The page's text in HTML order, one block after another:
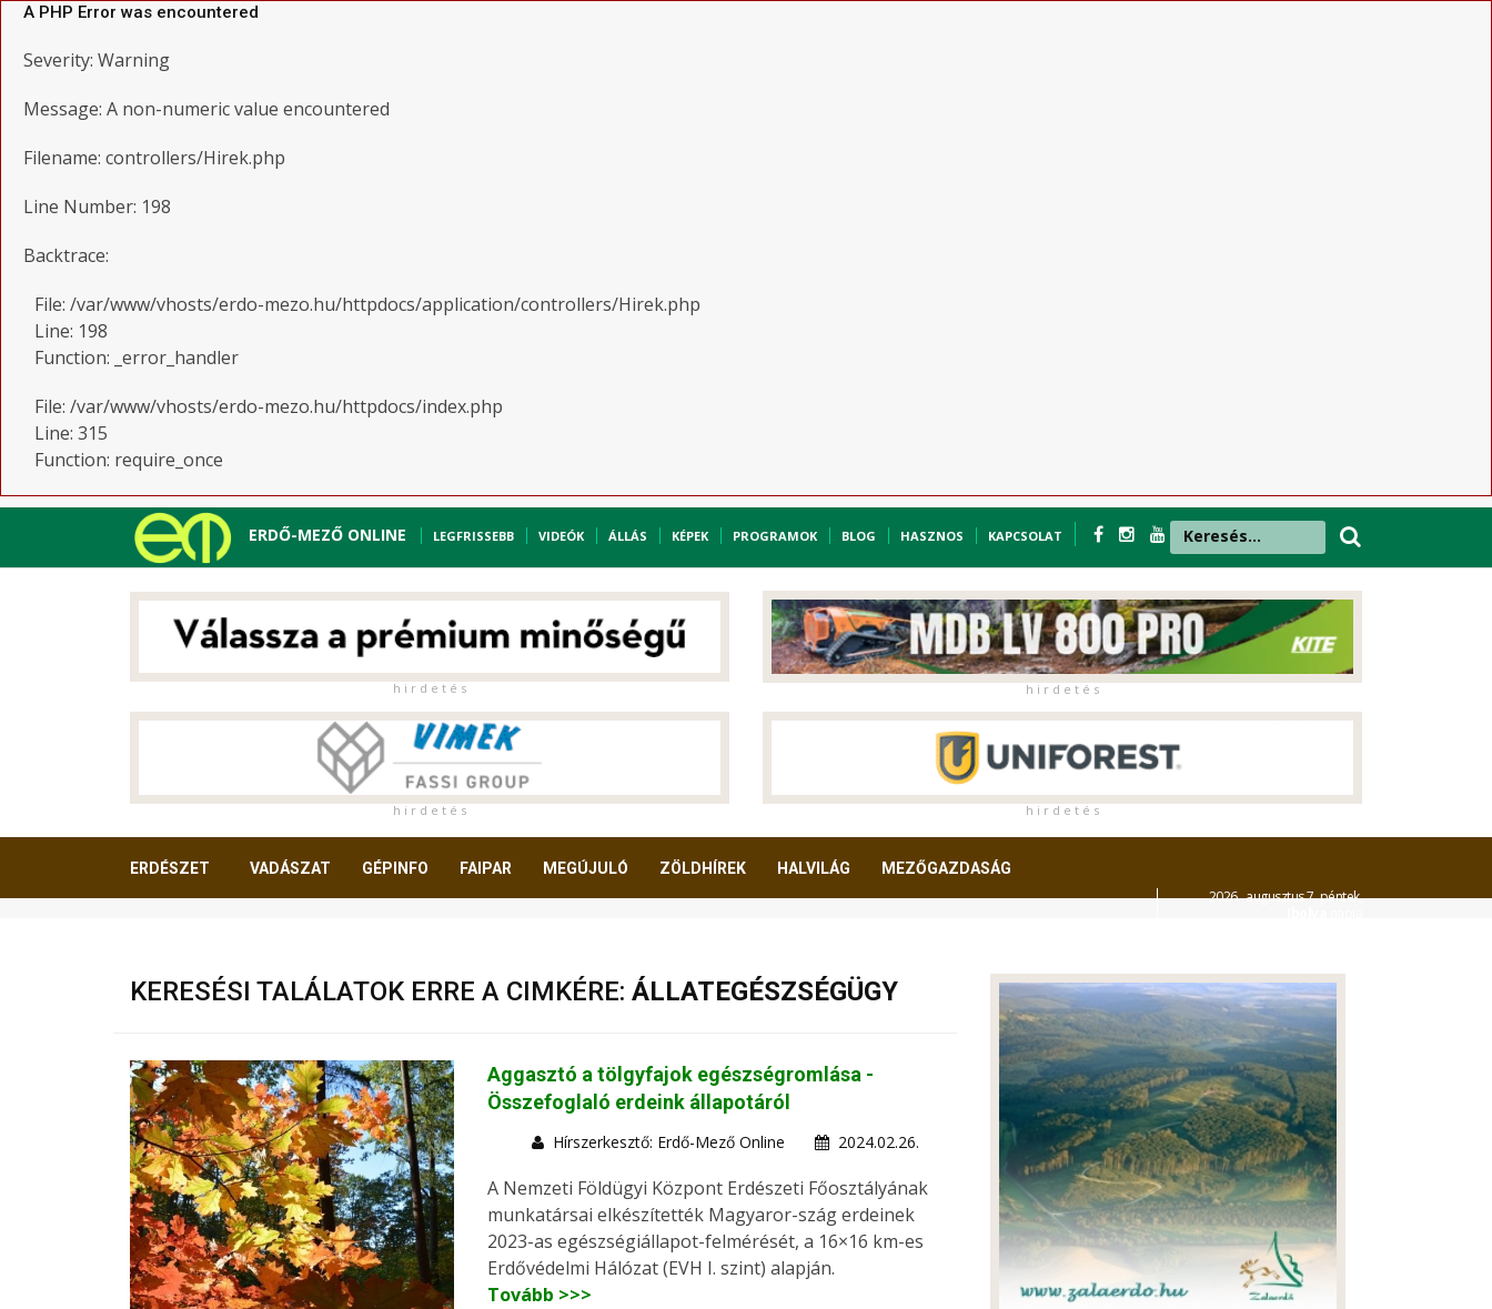
A PHP Error was encountered
Severity: Warning
Message: A non-numeric value encountered
Filename: controllers/Hirek.php
Line Number: 198
Backtrace:
File: /var/www/vhosts/erdo-mezo.hu/httpdocs/application/controllers/Hirek.php
Line: 198
Function: _error_handler
File: /var/www/vhosts/erdo-mezo.hu/httpdocs/index.php
Line: 315
Function: require_once
ERDŐ-MEZŐ ONLINE LEGFRISSEBB VIDEÓK ÁLLÁS KÉPEK PROGRAMOK BLOG HASZNOS KAPCSOLAT
h i r d e t é s h i r d e t é s
h i r d e t é s h i r d e t é s
ERDÉSZET VADÁSZAT GÉPINFO FAIPAR MEGÚJULÓ ZÖLDHÍREK HALVILÁG MEZŐGAZDASÁG
2026. augusztus 7. péntek,
KERESÉSI TALÁLATOK ERRE A CIMKÉRE: ÁLLATEGÉSZSÉGÜGY
Aggasztó a tölgyfajok egészségromlása -
Összefoglaló erdeink állapotáról
Hírszerkesztő: Erdő-Mező Online 2024.02.26.
A Nemzeti Földügyi Központ Erdészeti Főosztályának
munkatársai elkészítették Magyaror-szág erdeinek
2023-as egészségiállapot-felmérését, a 16×16 km-es
Erdővédelmi Hálózat (EVH I. szint) alapján.
Tovább >>>